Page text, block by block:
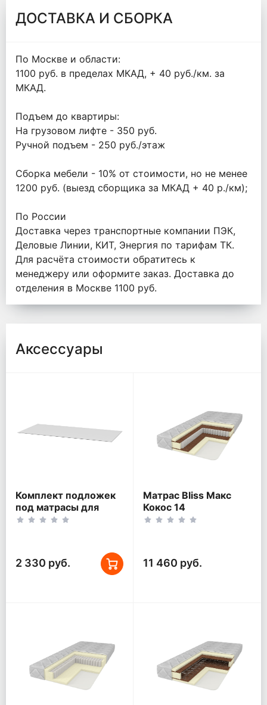
ДОСТАВКА И СБОРКА
По Москве и области:
1100 руб. в пределах МКАД, + 40 руб./км. за
МКАД.
Подъем до квартиры:
На грузовом лифте - 350 руб.
Ручной подъем - 250 руб./этаж
Сборка мебели - 10% от стоимости, но не менее
1200 руб. (выезд сборщика за МКАД + 40 р./км);
По России
Доставка через транспортные компании ПЭК,
Деловые Линии, КИТ, Энергия по тарифам ТК.
Для расчёта стоимости обратитесь к
менеджеру или оформите заказ. Доставка до
отделения в Москве 1100 руб.
Аксессуары
Комплект подложек
под матрасы для
кроватей Гранада,
2 330 руб.
Матрас Bliss Макс
Кокос 14
11 460 руб.